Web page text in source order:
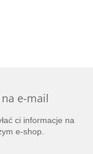
e-mail
ci informacje na
e-shop.